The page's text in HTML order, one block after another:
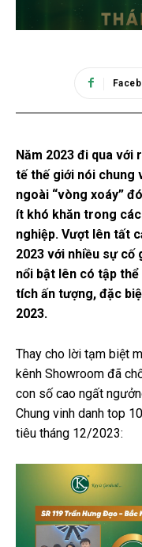
Năm 2023 đi qua với
tế thế giới nói chung
ngoài “vòng xoáy”
ít khó khăn trong
nghiệp. Vượt lên tất
2023 với nhiều sự cố
nổi bật lên có tập
tích ấn tượng, đặc
2023.
Thay cho lời tạm biệt
kênh Showroom đã
con số cao ngất
Chung vinh danh top
tiêu tháng 12/2023: